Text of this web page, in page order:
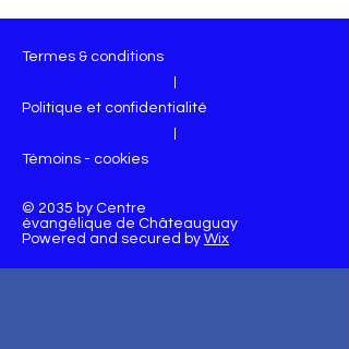
Termes & conditions
Politique et confidentialité
Témoins - cookies
© 2035 by Centre
évangélique de Châteauguay
Powered and secured by Wix